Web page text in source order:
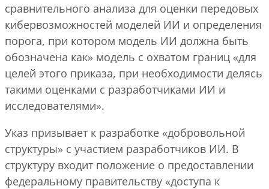
сравнительного анализа для оценки передовых
кибервозможностей моделей ИИ и определения
порога, при котором модель ИИ должна быть
обозначена как» модель с охватом границ «для
целей этого приказа, при необходимости делясь
такими оценками с разработчиками ИИ и
исследователями».
Указ призывает к разработке «добровольной
структуры» с участием разработчиков ИИ. В
структуру входит положение о предоставлении
федеральному правительству «доступа к